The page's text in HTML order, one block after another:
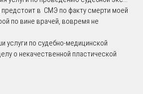
предстоит в СМЭ по факту смерти моей
по вине врачей, вовремя не
услуги по судебно-медицинской
о некачественной пластической